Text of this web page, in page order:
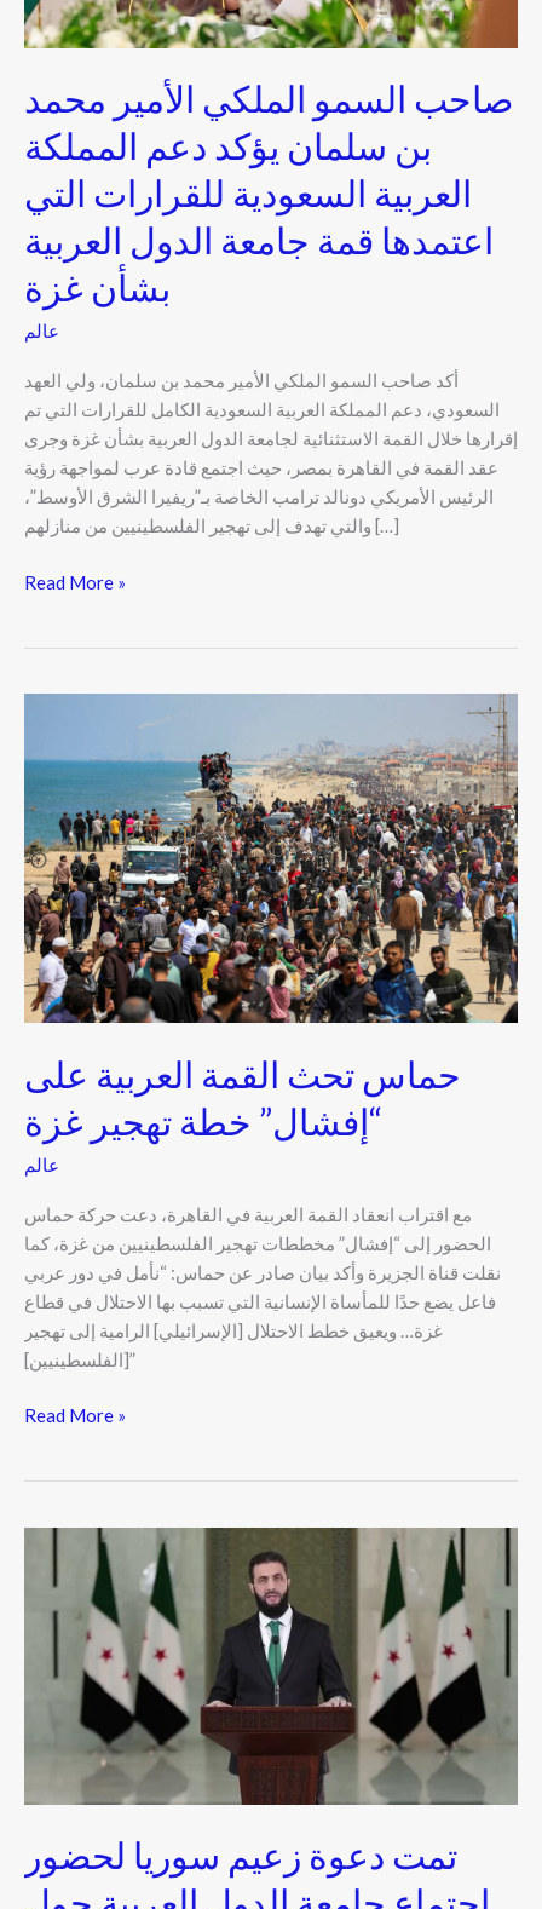
صاحب السمو الملكي الأمير محمد
بن سلمان يؤكد دعم المملكة
العربية السعودية للقرارات التي
اعتمدها قمة جامعة الدول العربية
بشأن غزة
عالم
أكد صاحب السمو الملكي الأمير محمد بن سلمان، ولي العهد
السعودي، دعم المملكة العربية السعودية الكامل للقرارات التي تم
إقرارها خلال القمة الاستثنائية لجامعة الدول العربية بشأن غزة وجرى
عقد القمة في القاهرة بمصر، حيث اجتمع قادة عرب لمواجهة رؤية
الرئيس الأمريكي دونالد ترامب الخاصة بـ”ريفيرا الشرق الأوسط”،
والتي تهدف إلى تهجير الفلسطينيين من منازلهم […]
العربية
السعودية
التي
اعتمدها
جامعة
العربية
بشأن
غزة
Read More »
حماس تحث القمة العربية على
“إفشال” خطة تهجير غزة
عالم
مع اقتراب انعقاد القمة العربية في القاهرة، دعت حركة حماس
الحضور إلى “إفشال” مخططات تهجير الفلسطينيين من غزة، كما
نقلت قناة الجزيرة وأكد بيان صادر عن حماس: “نأمل في دور عربي
فاعل يضع حدًا للمأساة الإنسانية التي تسبب بها الاحتلال في قطاع
غزة… ويعيق خطط الاحتلال [الإسرائيلي] الرامية إلى تهجير
[الفلسطينيين]”
القمة
العربية
على
“إفشال”
خطة
تهجير
غزة
Read More »
تمت دعوة زعيم سوريا لحضور
اجتماع
حول